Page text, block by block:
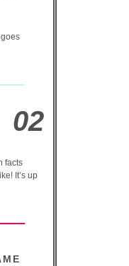
02
facts
It’s up